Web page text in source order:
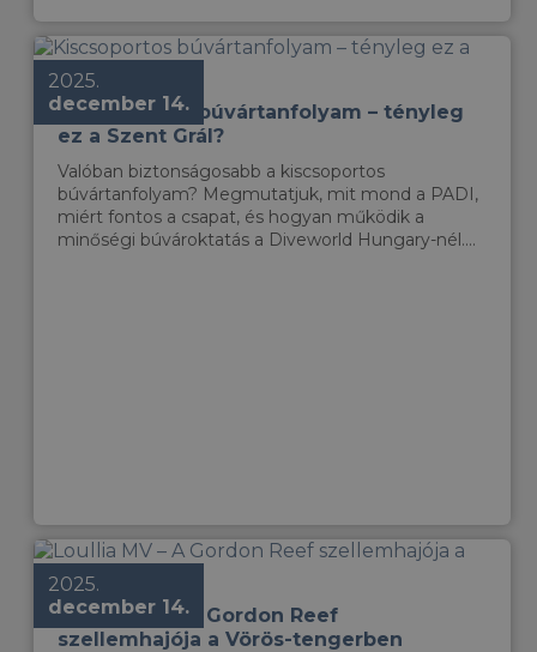
2025.
december 14.
Kiscsoportos búvártanfolyam – tényleg
ez a Szent Grál?
Valóban biztonságosabb a kiscsoportos
búvártanfolyam? Megmutatjuk, mit mond a PADI,
miért fontos a csapat, és hogyan működik a
minőségi búvároktatás a Diveworld Hungary-nél....
2025.
december 14.
Loullia MV – A Gordon Reef
szellemhajója a Vörös-tengerben